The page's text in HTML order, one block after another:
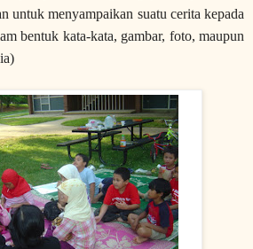
untuk menyampaikan suatu cerita kepada
bentuk kata-kata, gambar, foto, maupun